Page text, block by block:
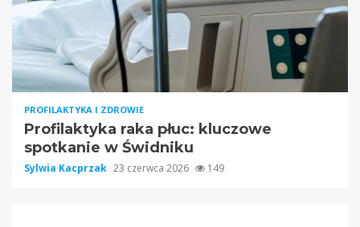
PROFILAKTYKA I ZDROWIE
Profilaktyka raka płuc: kluczowe
spotkanie w Świdniku
Sylwia Kacprzak 23 czerwca 2026 149